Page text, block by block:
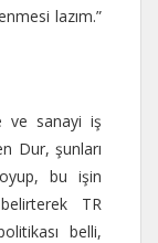
lazım.”
ve sanayi iş
Dur, şunları
bu işin
TR
belli,